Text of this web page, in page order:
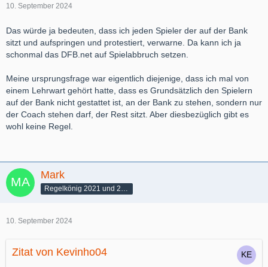
10. September 2024
Das würde ja bedeuten, dass ich jeden Spieler der auf der Bank
sitzt und aufspringen und protestiert, verwarne. Da kann ich ja
schonmal das DFB.net auf Spielabbruch setzen.
Meine ursprungsfrage war eigentlich diejenige, dass ich mal von
einem Lehrwart gehört hatte, dass es Grundsätzlich den Spielern
auf der Bank nicht gestattet ist, an der Bank zu stehen, sondern nur
der Coach stehen darf, der Rest sitzt. Aber diesbezüglich gibt es
wohl keine Regel.
Mark
10. September 2024
Zitat von Kevinho04